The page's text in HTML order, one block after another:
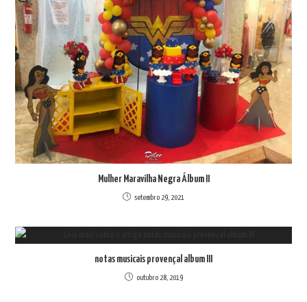
Mulher Maravilha Negra Álbum II
setembro 29, 2021
notas musicais provençal album III
outubro 28, 2019